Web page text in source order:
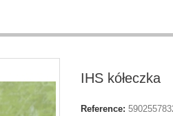
IHS kółeczka
Reference: